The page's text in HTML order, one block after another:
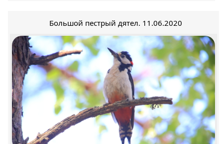
Большой пестрый дятел. 11.06.2020